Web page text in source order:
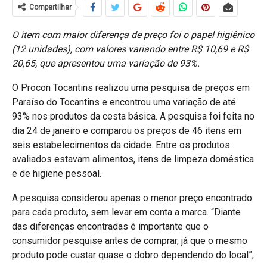
Compartilhar
O item com maior diferença de preço foi o papel higiênico
(12 unidades), com valores variando entre R$ 10,69 e R$
20,65, que apresentou uma variação de 93%.
O Procon Tocantins realizou uma pesquisa de preços em
Paraíso do Tocantins e encontrou uma variação de até
93% nos produtos da cesta básica. A pesquisa foi feita no
dia 24 de janeiro e comparou os preços de 46 itens em
seis estabelecimentos da cidade. Entre os produtos
avaliados estavam alimentos, itens de limpeza doméstica
e de higiene pessoal.
A pesquisa considerou apenas o menor preço encontrado
para cada produto, sem levar em conta a marca. “Diante
das diferenças encontradas é importante que o
consumidor pesquise antes de comprar, já que o mesmo
produto pode custar quase o dobro dependendo do local”,